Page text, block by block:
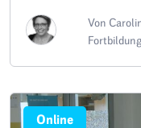
Von
Online